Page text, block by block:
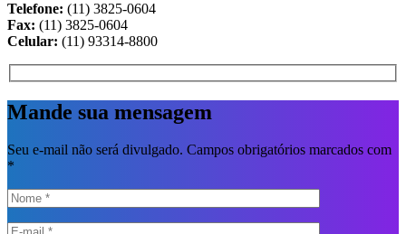
Telefone: (11) 3825-0604
Fax: (11) 3825-0604
Celular: (11) 93314-8800
Mande sua mensagem
Seu e-mail não será divulgado. Campos obrigatórios marcados com
*